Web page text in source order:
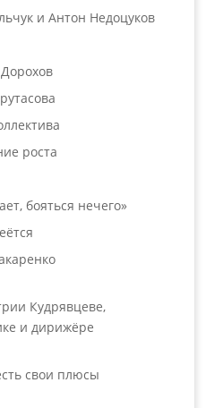
и Антон Недоцуков
роста
бояться нечего»
Кудрявцеве,
и дирижёре
свои плюсы